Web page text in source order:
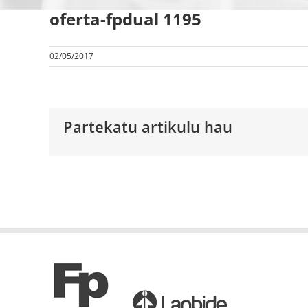
oferta-fpdual 1195
02/05/2017
Partekatu artikulu hau